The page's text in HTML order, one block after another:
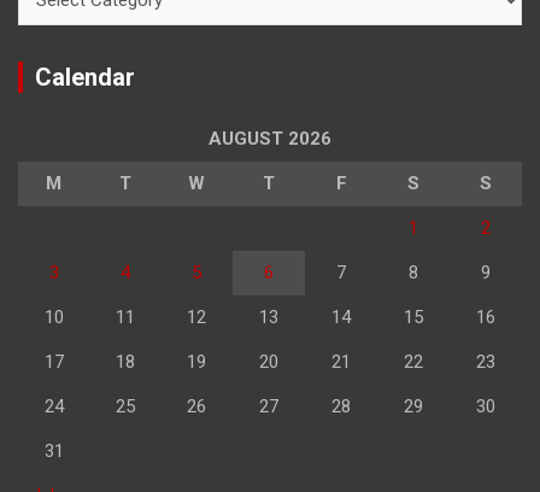
Calendar
AUGUST 2026
M T W T F S S
1 2
3 4 5 6 7 8 9
10 11 12 13 14 15 16
17 18 19 20 21 22 23
24 25 26 27 28 29 30
31